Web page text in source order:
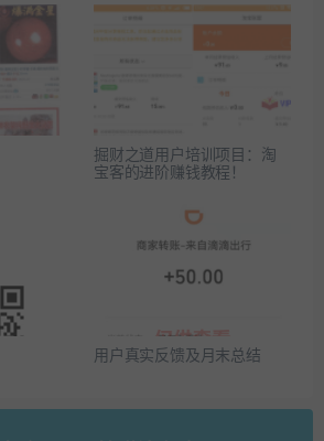
掘财之道用户培训项目：淘
宝客的进阶赚钱教程！
用户真实反馈及月末总结